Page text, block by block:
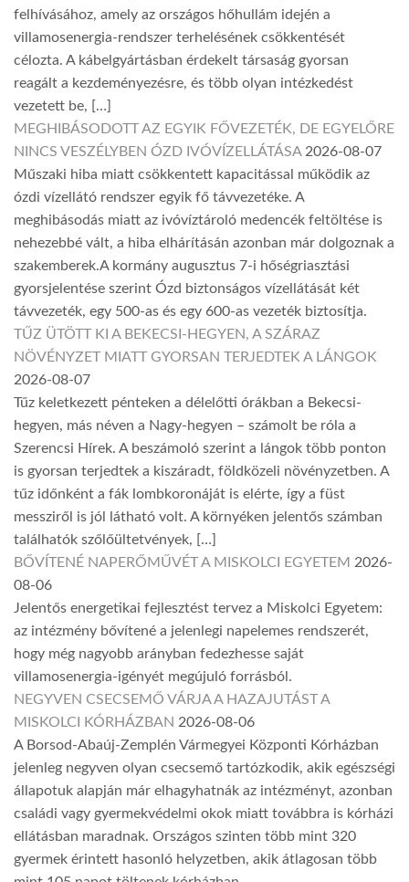
felhívásához, amely az országos hőhullám idején a
villamosenergia-rendszer terhelésének csökkentését
célozta. A kábelgyártásban érdekelt társaság gyorsan
reagált a kezdeményezésre, és több olyan intézkedést
vezetett be, […]
MEGHIBÁSODOTT AZ EGYIK FŐVEZETÉK, DE EGYELŐRE
NINCS VESZÉLYBEN ÓZD IVÓVÍZELLÁTÁSA 2026-08-07
Műszaki hiba miatt csökkentett kapacitással működik az
ózdi vízellátó rendszer egyik fő távvezetéke. A
meghibásodás miatt az ivóvíztároló medencék feltöltése is
nehezebbé vált, a hiba elhárításán azonban már dolgoznak a
szakemberek.A kormány augusztus 7-i hőségriasztási
gyorsjelentése szerint Ózd biztonságos vízellátását két
távvezeték, egy 500-as és egy 600-as vezeték biztosítja.
TŰZ ÜTÖTT KI A BEKECSI-HEGYEN, A SZÁRAZ
NÖVÉNYZET MIATT GYORSAN TERJEDTEK A LÁNGOK
2026-08-07
Tűz keletkezett pénteken a délelőtti órákban a Bekecsi-
hegyen, más néven a Nagy-hegyen – számolt be róla a
Szerencsi Hírek. A beszámoló szerint a lángok több ponton
is gyorsan terjedtek a kiszáradt, földközeli növényzetben. A
tűz időnként a fák lombkoronáját is elérte, így a füst
messziről is jól látható volt. A környéken jelentős számban
találhatók szőlőültetvények, […]
BŐVÍTENÉ NAPERŐMŰVÉT A MISKOLCI EGYETEM 2026-
08-06
Jelentős energetikai fejlesztést tervez a Miskolci Egyetem:
az intézmény bővítené a jelenlegi napelemes rendszerét,
hogy még nagyobb arányban fedezhesse saját
villamosenergia-igényét megújuló forrásból.
NEGYVEN CSECSEMŐ VÁRJA A HAZAJUTÁST A
MISKOLCI KÓRHÁZBAN 2026-08-06
A Borsod-Abaúj-Zemplén Vármegyei Központi Kórházban
jelenleg negyven olyan csecsemő tartózkodik, akik egészségi
állapotuk alapján már elhagyhatnák az intézményt, azonban
családi vagy gyermekvédelmi okok miatt továbbra is kórházi
ellátásban maradnak. Országos szinten több mint 320
gyermek érintett hasonló helyzetben, akik átlagosan több